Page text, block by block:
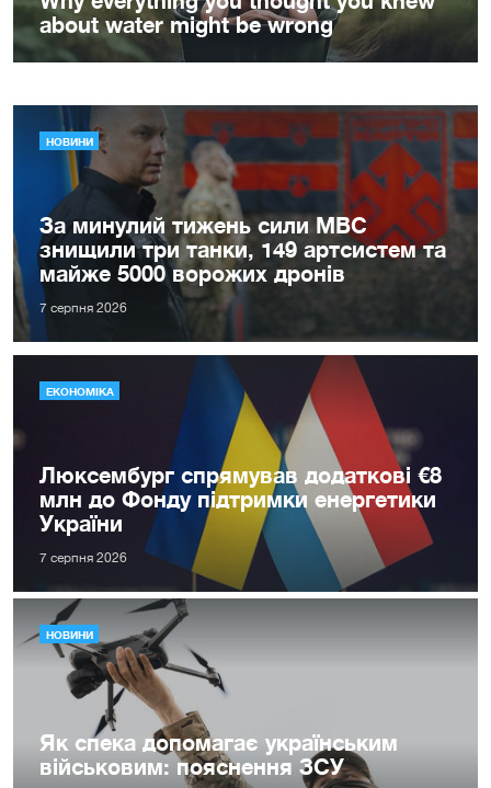
НОВИНИ
За минулий тижень сили МВС
знищили три танки, 149 артсистем та
майже 5000 ворожих дронів
7 серпня 2026
ЕКОНОМІКА
Люксембург спрямував додаткові €8
млн до Фонду підтримки енергетики
України
7 серпня 2026
НОВИНИ
Як спека допомагає українським
військовим: пояснення ЗСУ